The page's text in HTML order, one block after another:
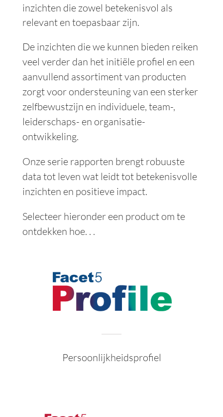
inzichten die zowel betekenisvol als
relevant en toepasbaar zijn.
De inzichten die we kunnen bieden reiken
veel verder dan het initiële profiel en een
aanvullend assortiment van producten
zorgt voor ondersteuning van een sterker
zelfbewustzijn en individuele, team-,
leiderschaps- en organisatie-
ontwikkeling.
Onze serie rapporten brengt robuuste
data tot leven wat leidt tot betekenisvolle
inzichten en positieve impact.
Selecteer hieronder een product om te
ontdekken hoe. . .
Persoonlijkheidsprofiel